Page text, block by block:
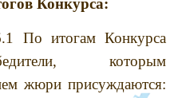
Конкурса:
Конкурса
которым
жюри присуждаются: